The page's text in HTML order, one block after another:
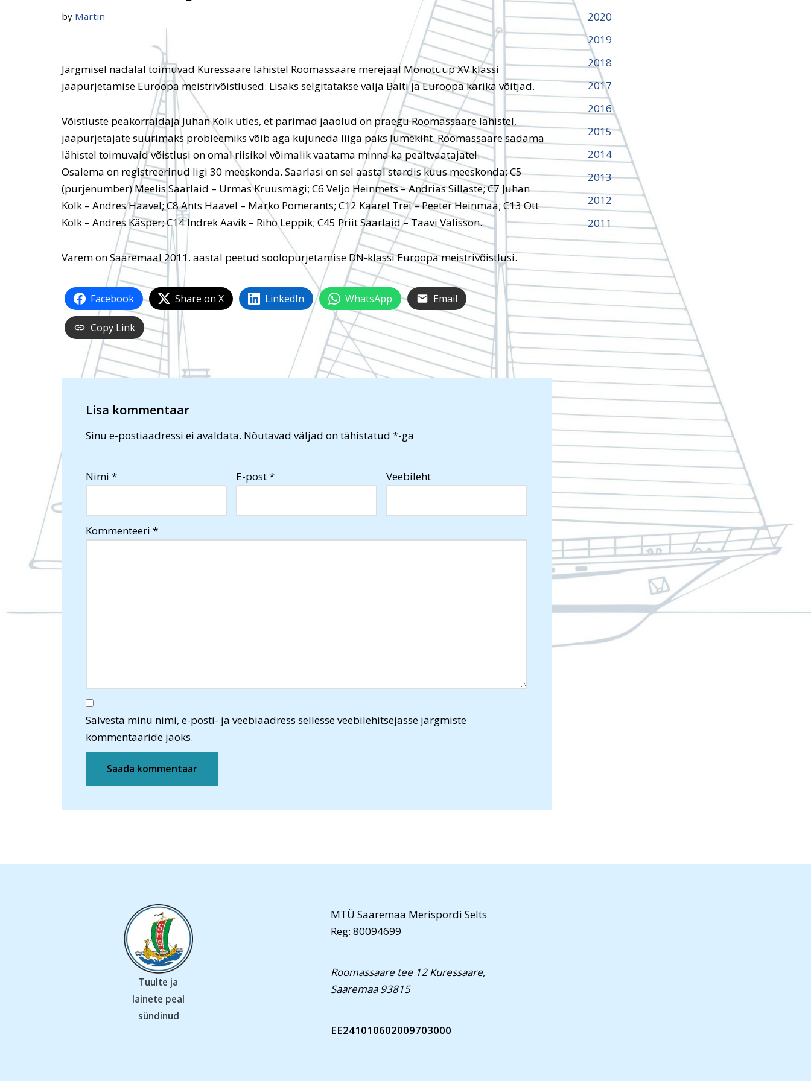
by Martin
Järgmisel nädalal toimuvad Kuressaare lähistel Roomassaare merejääl Monotüüp XV klassi
jääpurjetamise Euroopa meistrivõistlused. Lisaks selgitatakse välja Balti ja Euroopa karika võitjad.
Võistluste peakorraldaja Juhan Kolk ütles, et parimad jääolud on praegu Roomassaare lähistel,
jääpurjetajate suurimaks probleemiks võib aga kujuneda liiga paks lumekiht. Roomassaare sadama
lähistel toimuvaid võistlusi on omal riisikol võimalik vaatama minna ka pealtvaatajatel.
Osalema on registreerinud ligi 30 meeskonda. Saarlasi on sel aastal stardis kuus meeskonda: C5
(purjenumber) Meelis Saarlaid – Urmas Kruusmägi; C6 Veljo Heinmets – Andrias Sillaste; C7 Juhan
Kolk – Andres Haavel; C8 Ants Haavel – Marko Pomerants; C12 Kaarel Trei – Peeter Heinmaa; C13 Ott
Kolk – Andres Käsper; C14 Indrek Aavik – Riho Leppik; C45 Priit Saarlaid – Taavi Välisson.
Varem on Saaremaal 2011. aastal peetud soolopurjetamise DN-klassi Euroopa meistrivõistlusi.
Facebook Share on X LinkedIn WhatsApp Email
Copy Link
Lisa kommentaar
Sinu e-postiaadressi ei avaldata. Nõutavad väljad on tähistatud *-ga
Nimi * E-post* Veebileht
Kommenteeri *
Salvesta minu nimi, e-posti- ja veebiaadress sellesse veebilehitsejasse järgmiste
kommentaaride jaoks.
2020
2019
2018
2017
2016
2015
2014
2013
2012
2011
Tuulte ja
lainete peal
sündinud
MTÜ Saaremaa Merispordi Selts
Reg: 80094699
Roomassaare tee 12 Kuressaare,
Saaremaa 93815
EE241010602009703000